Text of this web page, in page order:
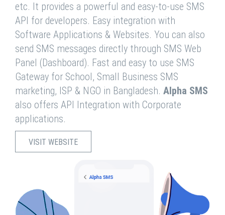
etc. It provides a powerful and easy-to-use SMS
API for developers. Easy integration with
Software Applications & Websites. You can also
send SMS messages directly through SMS Web
Panel (Dashboard). Fast and easy to use SMS
Gateway for School, Small Business SMS
marketing, ISP & NGO in Bangladesh. Alpha SMS
also offers API Integration with Corporate
applications.
VISIT WEBSITE